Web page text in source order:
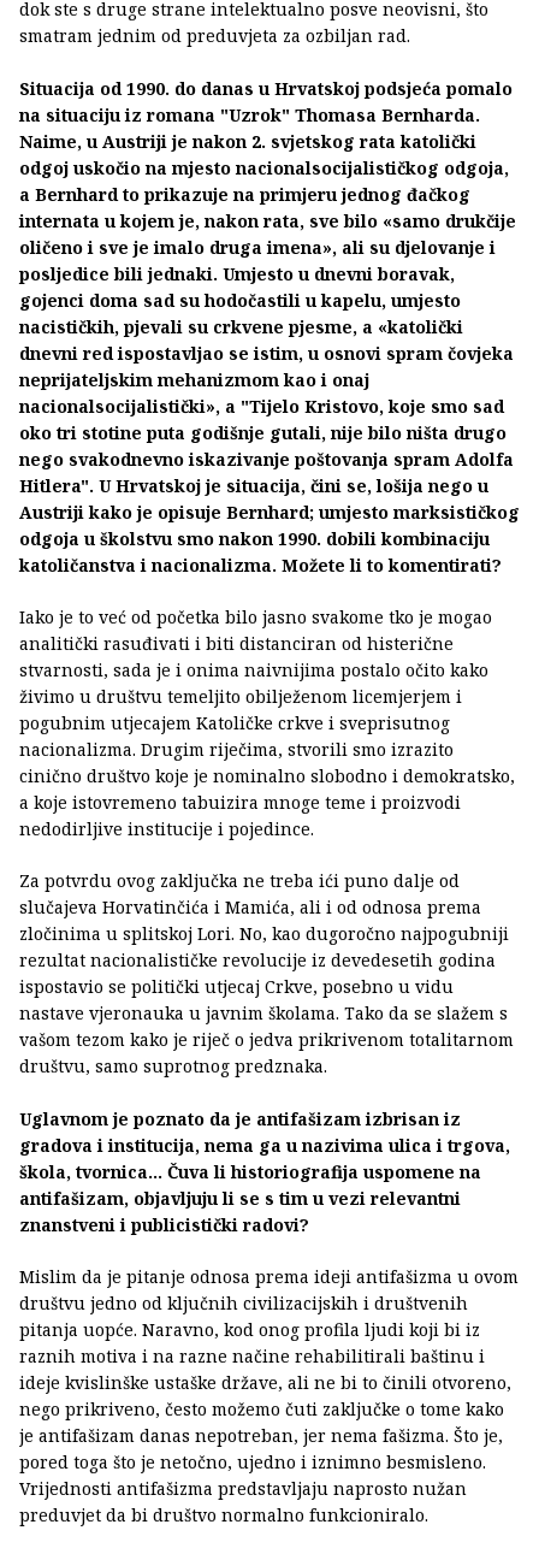
dok ste s druge strane intelektualno posve neovisni, što
smatram jednim od preduvjeta za ozbiljan rad.
Situacija od 1990. do danas u Hrvatskoj podsjeća pomalo
na situaciju iz romana "Uzrok" Thomasa Bernharda.
Naime, u Austriji je nakon 2. svjetskog rata katolički
odgoj uskočio na mjesto nacionalsocijalističkog odgoja,
a Bernhard to prikazuje na primjeru jednog đačkog
internata u kojem je, nakon rata, sve bilo «samo drukčije
oličeno i sve je imalo druga imena», ali su djelovanje i
posljedice bili jednaki. Umjesto u dnevni boravak,
gojenci doma sad su hodočastili u kapelu, umjesto
nacističkih, pjevali su crkvene pjesme, a «katolički
dnevni red ispostavljao se istim, u osnovi spram čovjeka
neprijateljskim mehanizmom kao i onaj
nacionalsocijalistički», a "Tijelo Kristovo, koje smo sad
oko tri stotine puta godišnje gutali, nije bilo ništa drugo
nego svakodnevno iskazivanje poštovanja spram Adolfa
Hitlera". U Hrvatskoj je situacija, čini se, lošija nego u
Austriji kako je opisuje Bernhard; umjesto marksističkog
odgoja u školstvu smo nakon 1990. dobili kombinaciju
katoličanstva i nacionalizma. Možete li to komentirati?
Iako je to već od početka bilo jasno svakome tko je mogao
analitički rasuđivati i biti distanciran od histerične
stvarnosti, sada je i onima naivnijima postalo očito kako
živimo u društvu temeljito obilježenom licemjerjem i
pogubnim utjecajem Katoličke crkve i sveprisutnog
nacionalizma. Drugim riječima, stvorili smo izrazito
cinično društvo koje je nominalno slobodno i demokratsko,
a koje istovremeno tabuizira mnoge teme i proizvodi
nedodirljive institucije i pojedince.
Za potvrdu ovog zaključka ne treba ići puno dalje od
slučajeva Horvatinčića i Mamića, ali i od odnosa prema
zločinima u splitskoj Lori. No, kao dugoročno najpogubniji
rezultat nacionalističke revolucije iz devedesetih godina
ispostavio se politički utjecaj Crkve, posebno u vidu
nastave vjeronauka u javnim školama. Tako da se slažem s
vašom tezom kako je riječ o jedva prikrivenom totalitarnom
društvu, samo suprotnog predznaka.
Uglavnom je poznato da je antifašizam izbrisan iz
gradova i institucija, nema ga u nazivima ulica i trgova,
škola, tvornica... Čuva li historiografija uspomene na
antifašizam, objavljuju li se s tim u vezi relevantni
znanstveni i publicistički radovi?
Mislim da je pitanje odnosa prema ideji antifašizma u ovom
društvu jedno od ključnih civilizacijskih i društvenih
pitanja uopće. Naravno, kod onog profila ljudi koji bi iz
raznih motiva i na razne načine rehabilitirali baštinu i
ideje kvislinške ustaške države, ali ne bi to činili otvoreno,
nego prikriveno, često možemo čuti zaključke o tome kako
je antifašizam danas nepotreban, jer nema fašizma. Što je,
pored toga što je netočno, ujedno i iznimno besmisleno.
Vrijednosti antifašizma predstavljaju naprosto nužan
preduvjet da bi društvo normalno funkcioniralo.